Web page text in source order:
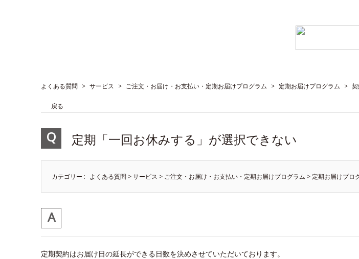
よくある質問 > サービス > ご注文・お届け・お支払い・定期お届けプログラム > 定期お届けプログラム >
戻る
定期「一回お休みする」が選択できない
カテゴリー : よくある質問 >サービス > ご注文・お届け・お支払い・定期お届けプログラム > 定期お届けプロ
定期契約はお届け日の延長ができる日数を決めさせていただいております。